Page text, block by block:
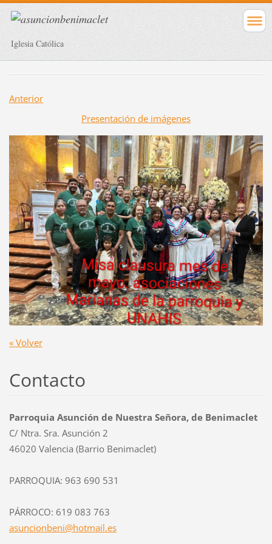
Iglesia Católica
Anterior
Presentación de imágenes
« Volver
Contacto
Parroquia Asunción de Nuestra Señora, de Benimaclet
C/ Ntra. Sra. Asunción 2
46020 Valencia (Barrio Benimaclet)
PARROQUIA: 963 690 531
PÁRROCO: 619 083 763
asuncionbeni@hotmail.es